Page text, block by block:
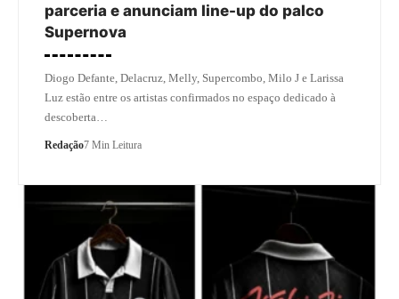
parceria e anunciam line-up do palco
Supernova
Diogo Defante, Delacruz, Melly, Supercombo, Milo J e Larissa
Luz estão entre os artistas confirmados no espaço dedicado à
descoberta…
Redação7 Min Leitura